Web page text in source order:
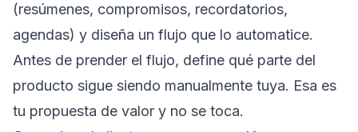
(resúmenes, compromisos, recordatorios,
agendas) y diseña un flujo que lo automatice.
Antes de prender el flujo, define qué parte del
producto sigue siendo manualmente tuya. Esa es
tu propuesta de valor y no se toca.